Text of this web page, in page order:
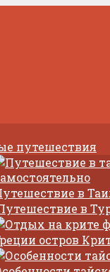
путешествия
в
в
остров